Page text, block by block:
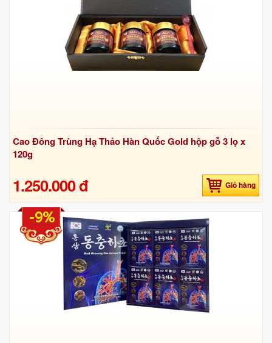
Cao Đông Trùng Hạ Thảo Hàn Quốc Gold hộp gỗ 3 lọ x
120g
1.250.000 đ Giỏ hàng
-9%